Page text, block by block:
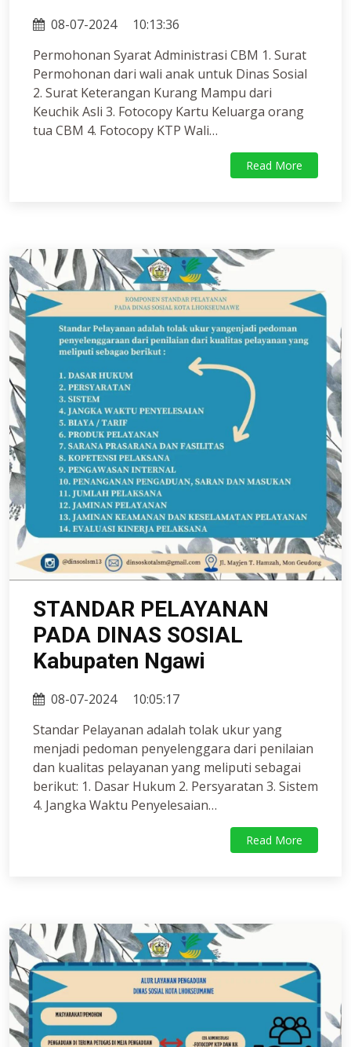
08-07-2024
10:13:36
Permohonan Syarat Administrasi CBM 1. Surat
Permohonan dari wali anak untuk Dinas Sosial
2. Surat Keterangan Kurang Mampu dari
Keuchik Asli 3. Fotocopy Kartu Keluarga orang
tua CBM 4. Fotocopy KTP Wali…
Read More
STANDAR PELAYANAN
PADA DINAS SOSIAL
Kabupaten Ngawi
08-07-2024
10:05:17
Standar Pelayanan adalah tolak ukur yang
menjadi pedoman penyelenggara dari penilaian
dan kualitas pelayanan yang meliputi sebagai
berikut: 1. Dasar Hukum 2. Persyaratan 3. Sistem
4. Jangka Waktu Penyelesaian…
Read More